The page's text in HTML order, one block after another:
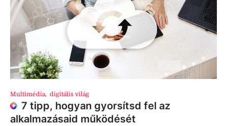
Multimédia, digitális világ
7 tipp, hogyan gyorsítsd fel az
alkalmazásaid működését